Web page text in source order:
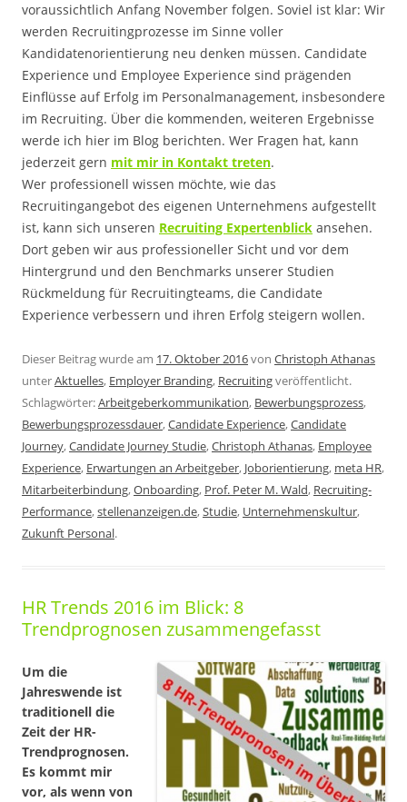
voraussichtlich Anfang November folgen. Soviel ist klar: Wir
werden Recruitingprozesse im Sinne voller
Kandidatenorientierung neu denken müssen. Candidate
Experience und Employee Experience sind prägenden
Einflüsse auf Erfolg im Personalmanagement, insbesondere
im Recruiting. Über die kommenden, weiteren Ergebnisse
werde ich hier im Blog berichten. Wer Fragen hat, kann
jederzeit gern mit mir in Kontakt treten.
Wer professionell wissen möchte, wie das
Recruitingangebot des eigenen Unternehmens aufgestellt
ist, kann sich unseren Recruiting Expertenblick ansehen.
Dort geben wir aus professioneller Sicht und vor dem
Hintergrund und den Benchmarks unserer Studien
Rückmeldung für Recruitingteams, die Candidate
Experience verbessern und ihren Erfolg steigern wollen.
Dieser Beitrag wurde am 17. Oktober 2016von Christoph Athanas
unterAktuelles, Employer Branding, Recruitingveröffentlicht.
Schlagwörter:Arbeitgeberkommunikation, Bewerbungsprozess,
Bewerbungsprozessdauer,Candidate Experience,Candidate
Journey,Candidate Journey Studie,Christoph Athanas, Employee
Experience, Erwartungen an Arbeitgeber, Joborientierung, meta HR,
Mitarbeiterbindung,Onboarding, Prof. Peter M. Wald, Recruiting-
Performance,stellenanzeigen.de,Studie, Unternehmenskultur,
Zukunft Personal.
HR Trends 2016 im Blick: 8
Trendprognosen zusammengefasst
Um die
Jahreswende ist
traditionell die
Zeit der HR-
Trendprognosen.
Es kommt mir
vor, als wenn von